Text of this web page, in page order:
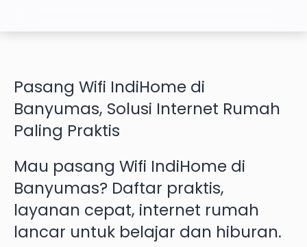
Pasang Wifi IndiHome di
Banyumas, Solusi Internet Rumah
Paling Praktis
Mau pasang Wifi IndiHome di
Banyumas? Daftar praktis,
layanan cepat, internet rumah
lancar untuk belajar dan hiburan.